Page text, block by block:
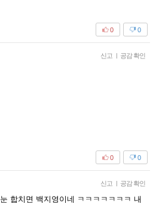
0
0
신고 | 공감 확인
0
0
신고 | 공감 확인
합치면 백지영이네 ㅋㅋㅋㅋㅋㅋㅋ 내